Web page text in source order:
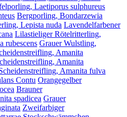
Laetiporus sulphureus
Bergporling, Bondarzewia
Lepista nuda Lavendelfarbener
Lilastieliger Rötelritterling,
rubescens Grauer Wulstling,
Amanita
Amanita
Amanita fulva
Contu Orangegelber
Brauner
spadicea Grauer
Zweifarbiger